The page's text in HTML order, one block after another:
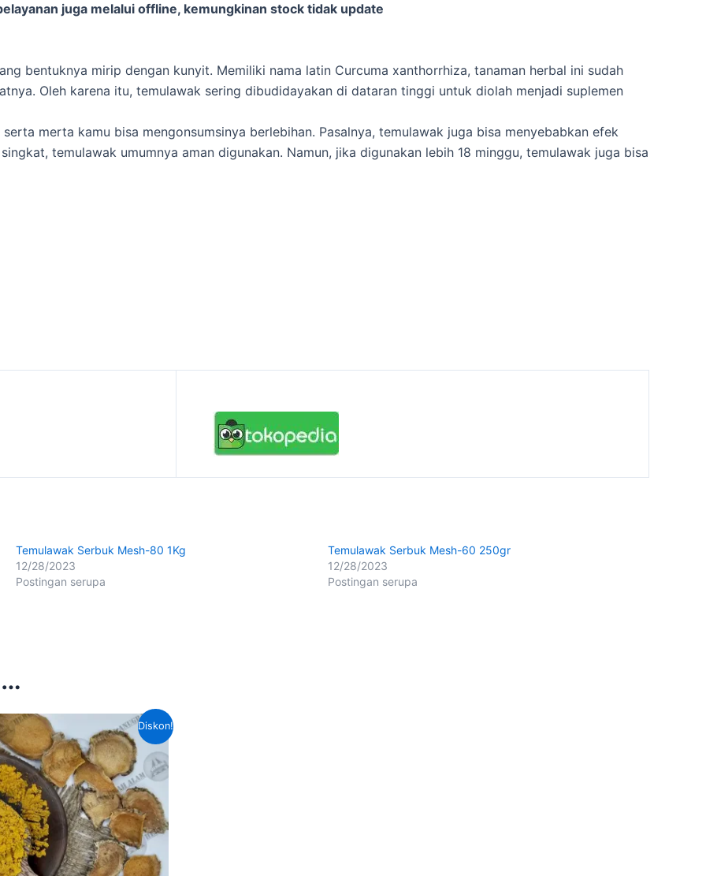
juga melalui offline, kemungkinan stock tidak update
bentuknya mirip dengan kunyit. Memiliki nama latin Curcuma xanthorrhiza, tanaman herbal ini sudah
Oleh karena itu, temulawak sering dibudidayakan di dataran tinggi untuk diolah menjadi suplemen
merta kamu bisa mengonsumsinya berlebihan. Pasalnya, temulawak juga bisa menyebabkan efek
temulawak umumnya aman digunakan. Namun, jika digunakan lebih 18 minggu, temulawak juga bisa
Temulawak Serbuk Mesh-80 1Kg
12/28/2023
Postingan serupa
Temulawak Serbuk Mesh-60 250gr
12/28/2023
Postingan serupa
Diskon!
Harga
aslinya
adalah:
Rp60,000.00.
saat
ini
adalah:
Rp45,000.00.